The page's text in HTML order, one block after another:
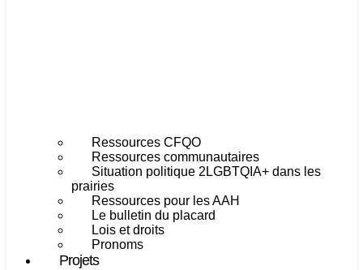
Ressources CFQO
Ressources communautaires
Situation politique 2LGBTQIA+ dans les
prairies
Ressources pour les AAH
Le bulletin du placard
Lois et droits
Pronoms
Projets